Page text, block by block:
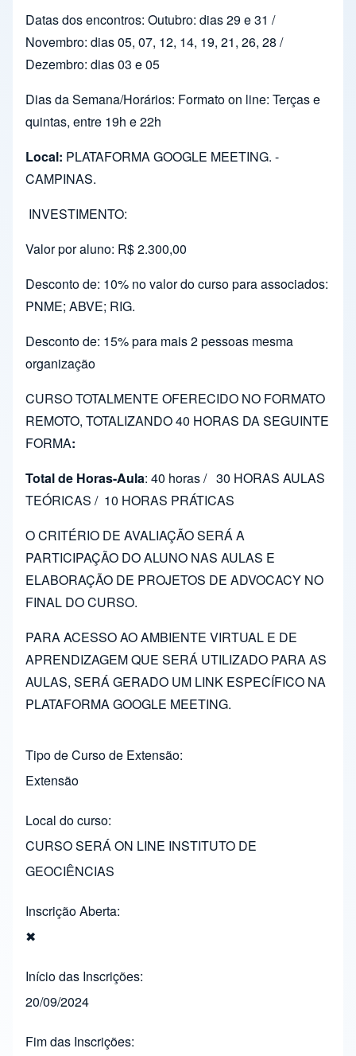
Datas dos encontros: Outubro: dias 29 e 31 /
Novembro: dias 05, 07, 12, 14, 19, 21, 26, 28 /
Dezembro: dias 03 e 05
Dias da Semana/Horários: Formato on line: Terças e
quintas, entre 19h e 22h
Local: PLATAFORMA GOOGLE MEETING. -
CAMPINAS.
INVESTIMENTO:
Valor por aluno: R$ 2.300,00
Desconto de: 10% no valor do curso para associados:
PNME; ABVE; RIG.
Desconto de: 15% para mais 2 pessoas mesma
organização
CURSO TOTALMENTE OFERECIDO NO FORMATO
REMOTO, TOTALIZANDO 40 HORAS DA SEGUINTE
FORMA:
Total de Horas-Aula: 40 horas / 30 HORAS AULAS
TEÓRICAS / 10 HORAS PRÁTICAS
O CRITÉRIO DE AVALIAÇÃO SERÁ A
PARTICIPAÇÃO DO ALUNO NAS AULAS E
ELABORAÇÃO DE PROJETOS DE ADVOCACY NO
FINAL DO CURSO.
PARA ACESSO AO AMBIENTE VIRTUAL E DE
APRENDIZAGEM QUE SERÁ UTILIZADO PARA AS
AULAS, SERÁ GERADO UM LINK ESPECÍFICO NA
PLATAFORMA GOOGLE MEETING.
Tipo de Curso de Extensão
Extensão
Local do curso
CURSO SERÁ ON LINE INSTITUTO DE
GEOCIÊNCIAS
Inscrição Aberta
✖
Início das Inscrições
20/09/2024
Fim das Inscrições